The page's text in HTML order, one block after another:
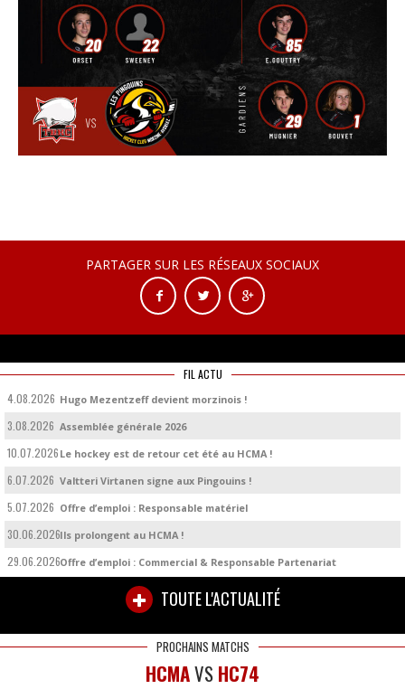
PARTAGER SUR LES RÉSEAUX SOCIAUX
FIL ACTU
4.08.2026 Hugo Mezentzeff devient morzinois !
3.08.2026 Assemblée générale 2026
10.07.2026 Le hockey est de retour cet été au HCMA !
6.07.2026 Valtteri Virtanen signe aux Pingouins !
5.07.2026 Offre d’emploi : Responsable matériel
30.06.2026Ils prolongent au HCMA !
29.06.2026Offre d’emploi : Commercial & Responsable Partenariat
TOUTE L'ACTUALITÉ
PROCHAINS MATCHS
HCMAVSHC74